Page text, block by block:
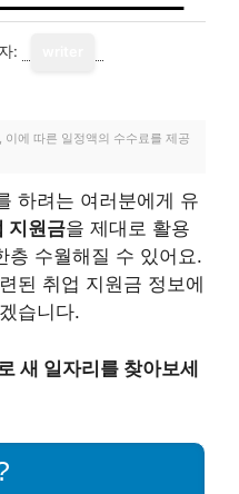
:
에 따른 일정액의 수수료를 제공
하려는 여러분에게 유
지원금을 제대로 활용
층 수월해질 수 있어요.
된 취업 지원금 정보에
습니다.
새 일자리를 찾아보세